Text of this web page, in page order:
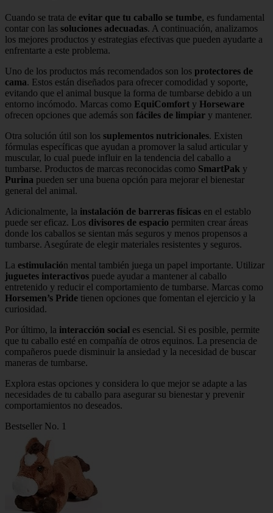
Cuando se trata de evitar que tu caballo se tumbe, es fundamental
contar con las soluciones adecuadas. A continuación, analizamos
los mejores productos y estrategias efectivas que pueden ayudarte a
enfrentarte a este problema.
Uno de los productos más recomendados son los protectores de
cama. Estos están diseñados para ofrecer comodidad y soporte,
evitando que el animal busque la forma de tumbarse debido a un
entorno incómodo. Marcas como EquiComfort y Horseware
ofrecen opciones que además son fáciles de limpiar y mantener.
Otra solución útil son los suplementos nutricionales. Existen
fórmulas específicas que ayudan a promover la salud articular y
muscular, lo cual puede influir en la tendencia del caballo a
tumbarse. Productos de marcas reconocidas como SmartPak y
Purina pueden ser una buena opción para mejorar el bienestar
general del animal.
Adicionalmente, la instalación de barreras físicas en el establo
puede ser eficaz. Los divisores de espacio permiten crear áreas
donde los caballos se sientan más seguros y menos propensos a
tumbarse. Asegúrate de elegir materiales resistentes y seguros.
La estimulación mental también juega un papel importante. Utilizar
juguetes interactivos puede ayudar a mantener al caballo
entretenido y reducir el comportamiento de tumbarse. Marcas como
Horsemen’s Pride tienen opciones que fomentan el ejercicio y la
curiosidad.
Por último, la interacción social es esencial. Si es posible, permite
que tu caballo esté en compañía de otros equinos. La presencia de
compañeros puede disminuir la ansiedad y la necesidad de buscar
maneras de tumbarse.
Explora estas opciones y considera lo que mejor se adapte a las
necesidades de tu caballo para asegurar su bienestar y prevenir
comportamientos no deseados.
Bestseller No. 1